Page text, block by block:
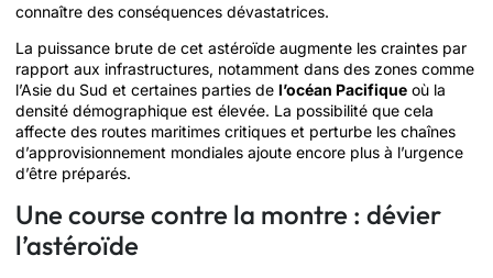
connaître des conséquences dévastatrices.
La puissance brute de cet astéroïde augmente les craintes par
rapport aux infrastructures, notamment dans des zones comme
l’Asie du Sud et certaines parties de l’océan Pacifique où la
densité démographique est élevée. La possibilité que cela
affecte des routes maritimes critiques et perturbe les chaînes
d’approvisionnement mondiales ajoute encore plus à l’urgence
d’être préparés.
Une course contre la montre : dévier
l’astéroïde